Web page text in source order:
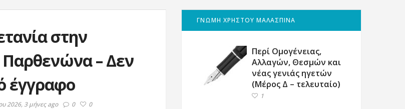
στην
Παρθενώνα – Δεν
έγγραφο
2026, 3 μήνες ago 0 0
ΓΝΩΜΗ ΧΡΗΣΤΟΥ ΜΑΛΑΣΠΙΝΑ
Περί Ομογένειας,
Αλλαγών, Θεσμών και
νέας γενιάς ηγετών
(Μέρος Δ – τελευταίο)
1